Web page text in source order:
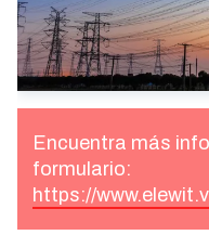
Encuentra más
formulario:
https://